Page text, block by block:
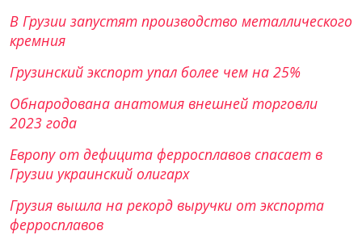
В Грузии запустят производство металлического
кремния
Грузинский экспорт упал более чем на 25%
Обнародована анатомия внешней торговли
2023 года
Европу от дефицита ферросплавов спасает в
Грузии украинский олигарх
Грузия вышла на рекорд выручки от экспорта
ферросплавов